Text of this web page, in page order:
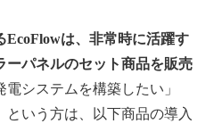
EcoFlowは、非常時に活躍す
ーパネルのセット商品を販売
電システムを構築したい」
という方は、以下商品の導入